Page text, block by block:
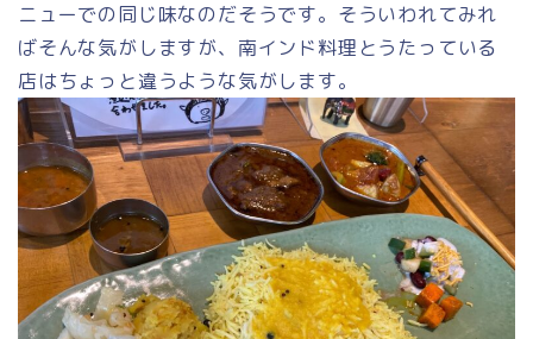
ニューでの同じ味なのだそうです。そういわれてみれ
ばそんな気がしますが、南インド料理とうたっている
店はちょっと違うような気がします。